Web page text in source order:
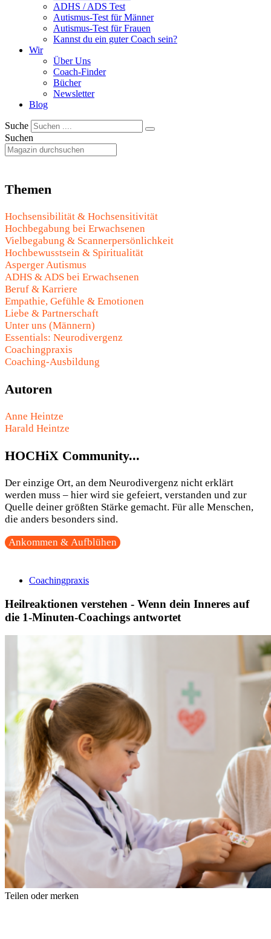
ADHS / ADS Test
Autismus-Test für Männer
Autismus-Test für Frauen
Kannst du ein guter Coach sein?
Wir
Über Uns
Coach-Finder
Bücher
Newsletter
Blog
Suche
Suchen
Themen
Hochsensibilität & Hochsensitivität
Hochbegabung bei Erwachsenen
Vielbegabung & Scannerpersönlichkeit
Hochbewusstsein & Spiritualität
Asperger Autismus
ADHS & ADS bei Erwachsenen
Beruf & Karriere
Empathie, Gefühle & Emotionen
Liebe & Partnerschaft
Unter uns (Männern)
Essentials: Neurodivergenz
Coachingpraxis
Coaching-Ausbildung
Autoren
Anne Heintze
Harald Heintze
HOCHiX Community...
Der einzige Ort, an dem Neurodivergenz nicht erklärt
werden muss – hier wird sie gefeiert, verstanden und zur
Quelle deiner größten Stärke gemacht. Für alle Menschen,
die anders besonders sind.
Ankommen & Aufblühen
Coachingpraxis
Heilreaktionen verstehen - Wenn dein Inneres auf
die 1-Minuten-Coachings antwortet
Teilen oder merken